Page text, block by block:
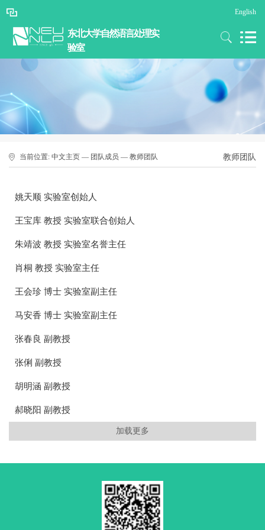
东北大学自然语言处理实
验室
English
当前位置: 中文主页 — 团队成员 — 教师团队 教师团队
姚天顺 实验室创始人
王宝库 教授 实验室联合创始人
朱靖波 教授 实验室名誉主任
肖桐 教授 实验室主任
王会珍 博士 实验室副主任
马安香 博士 实验室副主任
张春良 副教授
张俐 副教授
胡明涵 副教授
郝晓阳 副教授
加载更多